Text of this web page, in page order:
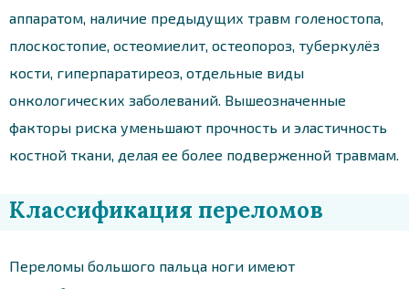
аппаратом, наличие предыдущих травм голеностопа,
плоскостопие, остеомиелит, остеопороз, туберкулёз
кости, гиперпаратиреоз, отдельные виды
онкологических заболеваний. Вышеозначенные
факторы риска уменьшают прочность и эластичность
костной ткани, делая ее более подверженной травмам.
Классификация переломов
Переломы большого пальца ноги имеют